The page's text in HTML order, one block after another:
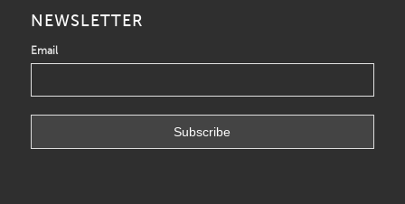
NEWSLETTER
Email